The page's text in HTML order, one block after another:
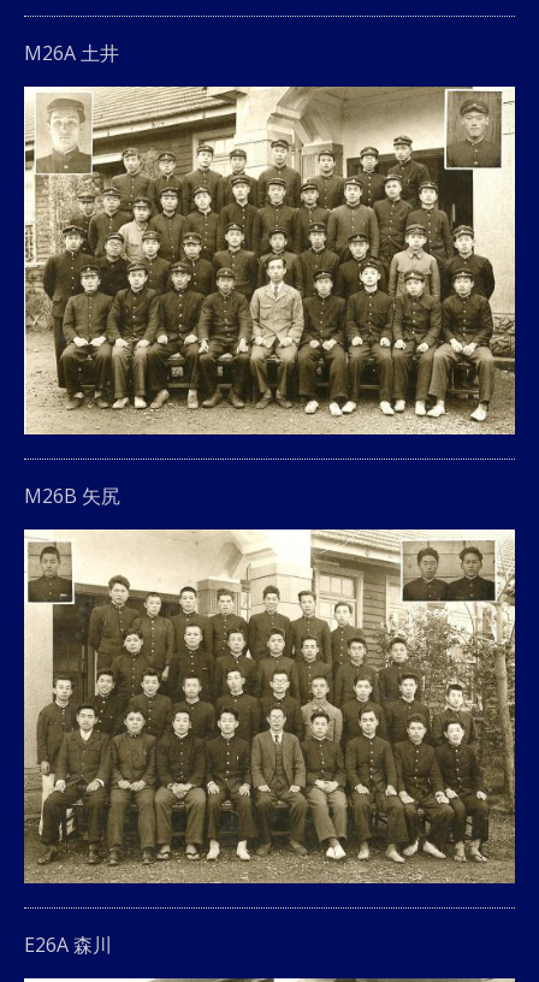
M26A 土井
M26B 矢尻
E26A 森川